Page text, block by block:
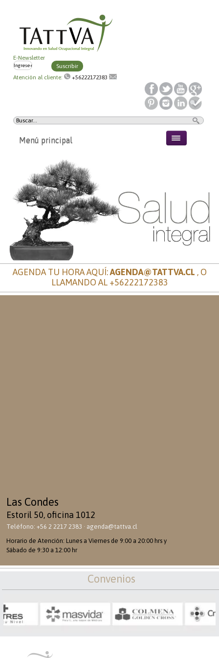
E-Newsletter
Suscribir
Atención al cliente:
+56222172383
Menú principal
AGENDA TU HORA AQUÍ:AGENDA@TATTVA.CL , O
LLAMANDO AL +56222172383
Las Condes
Estoril 50, oficina 1012
Teléfono: +56 2 2217 2383 · agenda@tattva.cl
Horario de Atención: Lunes a Viernes de 9:00 a 20:00 hrs y
Sábado de 9:30 a 12:00 hr
Convenios